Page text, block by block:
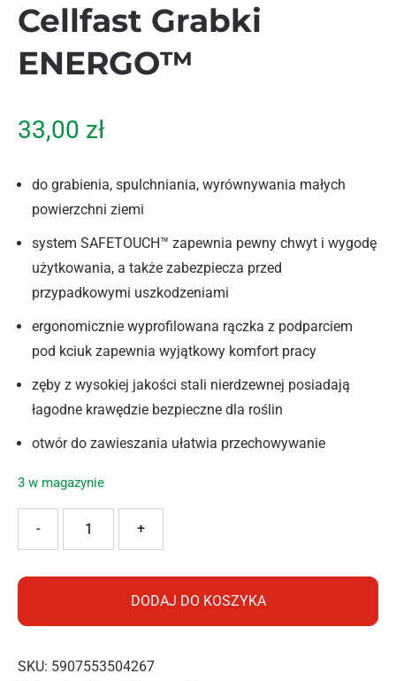
Cellfast Grabki
ENERGO™
33,00 zł
do grabienia, spulchniania, wyrównywania małych
powierzchni ziemi
system SAFETOUCH™ zapewnia pewny chwyt i wygodę
użytkowania, a także zabezpiecza przed
przypadkowymi uszkodzeniami
ergonomicznie wyprofilowana rączka z podparciem
pod kciuk zapewnia wyjątkowy komfort pracy
zęby z wysokiej jakości stali nierdzewnej posiadają
łagodne krawędzie bezpieczne dla roślin
otwór do zawieszania ułatwia przechowywanie
3 w magazynie
+
-
DODAJ DO KOSZYKA
SKU: 5907553504267